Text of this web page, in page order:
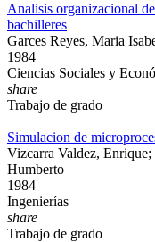
Analisis organizacional
bachilleres
Garces Reyes, Maria
1984
Ciencias Sociales y
share
Trabajo de grado
Simulacion de
Vizcarra Valdez,
Humberto
1984
Ingenierías
share
Trabajo de grado